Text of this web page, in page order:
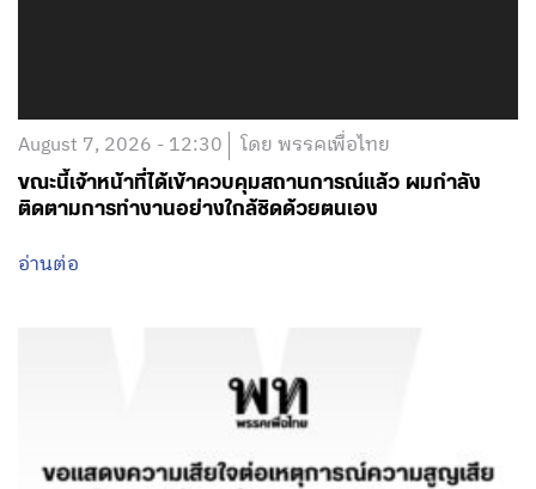
August 7, 2026 - 12:30 โดย พรรคเพื่อไทย
ขณะนี้เจ้าหน้าที่ได้เข้าควบคุมสถานการณ์แล้ว ผมกำลัง
ติดตามการทำงานอย่างใกล้ชิดด้วยตนเอง
อ่านต่อ